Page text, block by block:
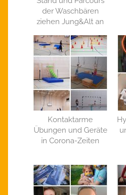
der Waschbären
ziehen Jung&Alt an
Kontaktarme
Übungen und Geräte
in Corona-Zeiten